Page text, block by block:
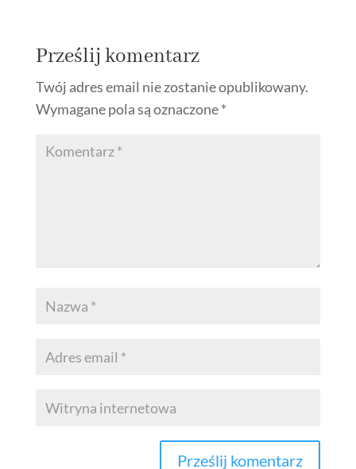
Prześlij komentarz
Twój adres email nie zostanie opublikowany.
Wymagane pola są oznaczone*